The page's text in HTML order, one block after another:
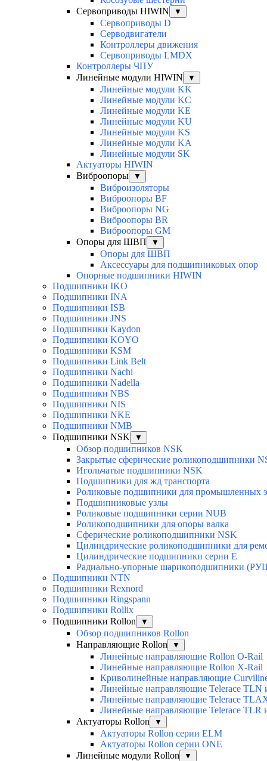
Сервоприводы HIWIN
▼
Сервоприводы D
Серводвигатели
Контроллеры движения
Сервоприводы LMDX
Контроллеры ЧПУ
Линейные модули HIWIN
▼
Линейные модули KK
Линейные модули KC
Линейные модули KE
Линейные модули KU
Линейные модули KS
Линейные модули KA
Линейные модули SK
Актуаторы HIWIN
Виброопоры
▼
Виброизоляторы
Виброопоры BF
Виброопоры NG
Виброопоры BR
Виброопоры GM
Опоры для ШВП
▼
Опоры для ШВП
Аксессуары для подшипниковых опор
Опорные подшипники HIWIN
Подшипники IKO
Подшипники INA
Подшипники ISB
Подшипники JNS
Подшипники Kaydon
Подшипники KOYO
Подшипники KSM
Подшипники Link Belt
Подшипники Nachi
Подшипники Nadella
Подшипники NBS
Подшипники NIS
Подшипники NKE
Подшипники NMB
Подшипники NSK
▼
Обзор подшипников NSK
Закрытые сферические роликоподшипники
Игольчатые подшипники NSK
Подшипники для жд транспорта
Роликовые подшипники для промышленных
Подшипниковые узлы
Роликовые подшипники серии NUB
Роликоподшипники для опоры валка
Сферические роликоподшипники NSK
Цилиндрические роликоподшипники для
Цилиндрические подшипники серии E
Радиально-упорные шарикоподшипники
Подшипники NTN
Подшипники Rexnord
Подшипники Ringspann
Подшипники Rollix
Подшипники Rollon
▼
Обзор подшипников Rollon
Направляющие Rollon
▼
Линейные направляющие Rollon O-Rail
Линейные направляющие Rollon X-Rail
Криволинейные направляющие
Линейные направляющие Telerace TLN
Линейные направляющие Telerace
Линейные направляющие Telerace TLR
Актуаторы Rollon
▼
Актуаторы Rollon серии ELM
Актуаторы Rollon серии ONE
Линейные модули Rollon
▼